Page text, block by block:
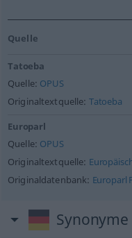
Quelle
Tatoeba
Quelle: OPUS
Originaltextquelle: Tatoeba
Europarl
Quelle: OPUS
Originaltextquelle:
Originaldatenbank: Europarl